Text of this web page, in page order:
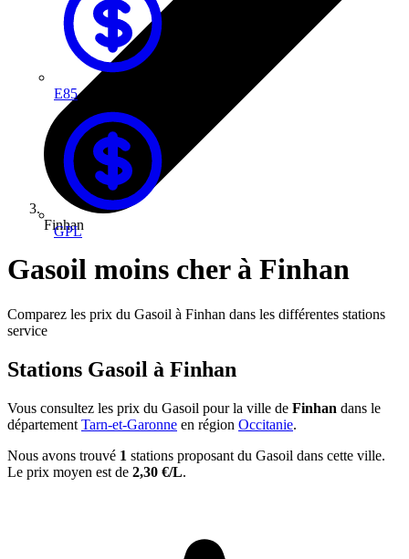
E85
GPL
Finhan
Gasoil moins cher à Finhan
Comparez les prix du Gasoil à Finhan dans les différentes stations
service
Stations Gasoil à Finhan
Vous consultez les prix du Gasoil pour la ville de Finhan dans le
département Tarn-et-Garonne en région Occitanie.
Nous avons trouvé 1 stations proposant du Gasoil dans cette ville.
Le prix moyen est de 2,30 €/L.